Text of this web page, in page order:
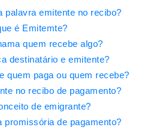
palavra emitente no recibo?
é Emitemte?
quem recebe algo?
destinatário e emitente?
quem paga ou quem recebe?
no recibo de pagamento?
de emigrante?
promissória de pagamento?